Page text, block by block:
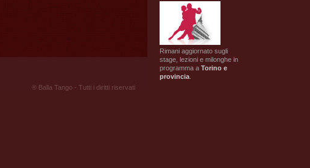
Rimani aggiornato sugli
stage, lezioni e milonghe in
programma a Torino e
provincia
® Balla Tango - Tutti i diritti riservati